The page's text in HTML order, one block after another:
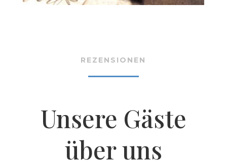
REZENSIONEN
Unsere Gäste
über uns